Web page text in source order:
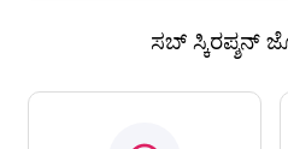
ಸಬ್ ಸ್ಕಿರಪ್ಶನ್